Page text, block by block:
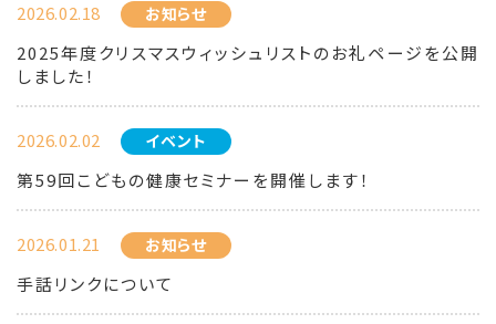
2026.02.18 お知らせ
2025年度クリスマスウィッシュリストのお礼ページを公開
しました！
2026.02.02 イベント
第59回こどもの健康セミナーを開催します！
2026.01.21 お知らせ
手話リンクについて